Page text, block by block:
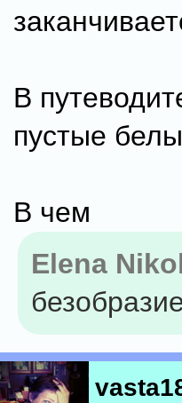
В
пустые
В чем
Elena